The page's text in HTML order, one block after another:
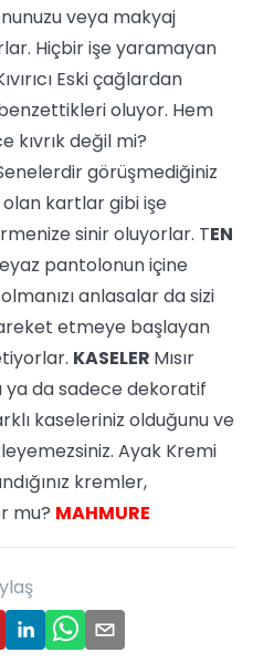
veya makyaj
Hiçbir işe yaramayan
Eski çağlardan
oluyor. Hem
kıvrık değil mi?
görüşmediğiniz
kartlar gibi işe
sinir oluyorlar. TEN
pantolonun içine
anlasalar da sizi
etmeye başlayan
KASELER Mısır
da sadece dekoratif
kaseleriniz olduğunu ve
Ayak Kremi
kremler,
mu? MAHMURE